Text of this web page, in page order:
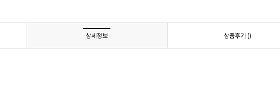
상세정보 상품후기 ()